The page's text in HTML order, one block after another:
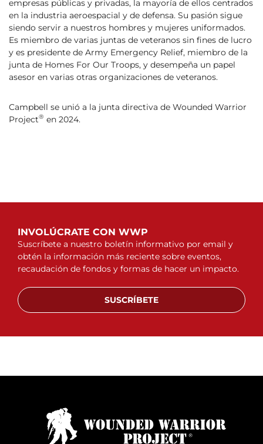
empresas públicas y privadas, la mayoría de ellos centrados
en la industria aeroespacial y de defensa. Su pasión sigue
siendo servir a nuestros hombres y mujeres uniformados.
Es miembro de varias juntas de veteranos sin fines de lucro
y es presidente de Army Emergency Relief, miembro de la
junta de Homes For Our Troops, y desempeña un papel
asesor en varias otras organizaciones de veteranos.
Campbell se unió a la junta directiva de Wounded Warrior
Project® en 2024.
INVOLÚCRATE CON WWP
Suscríbete a nuestro boletín informativo por email y
obtén la información más reciente sobre eventos,
recaudación de fondos y formas de hacer un impacto.
SUSCRÍBETE